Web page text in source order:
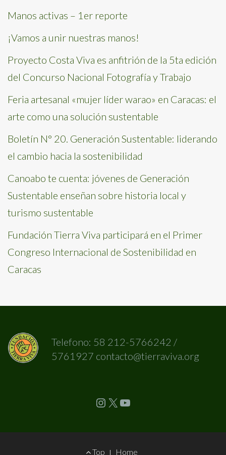
Manos activas – 1er reporte
¡Vamos a unir nuestras manos!
Proyecto Costa Viva es anfitrión de la 5ta edición
del Concurso Nacional Fotografía y Trabajo
Feria artesanal «mujer líder warao» en Caracas: el
arte como una solución sustentable
Boletín N° 20. Generación Sustentable: liderando
el cambio hacia la sostenibilidad
Canoabo te cuenta: jóvenes de Generación
Sustentable enseñan sobre historia local y
turismo sustentable
Fundación Tierra Viva participará en el Primer
Congreso Internacional de Sostenibilidad en
Caracas
Telefono: 58 212-5766242 /
5761927 contacto@tierraviva.org
Instagram X YouTube
Top Home